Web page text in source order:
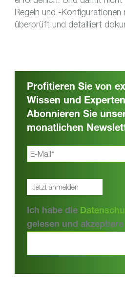
Regeln und -Konfigurationen
überprüft und detailliert
Profitieren Sie von
Wissen und
Abonnieren Sie
monatlichen
Ich habe die
gelesen und akzeptiere